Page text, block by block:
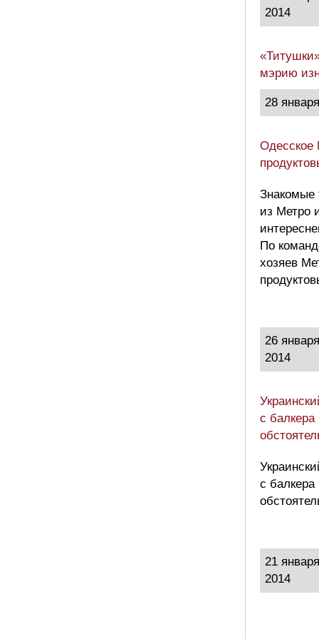
2014
мэрию
28
Одесское
Знакомые
из Метро
По
хозяев
26 января
2014
с
с
21 января
2014